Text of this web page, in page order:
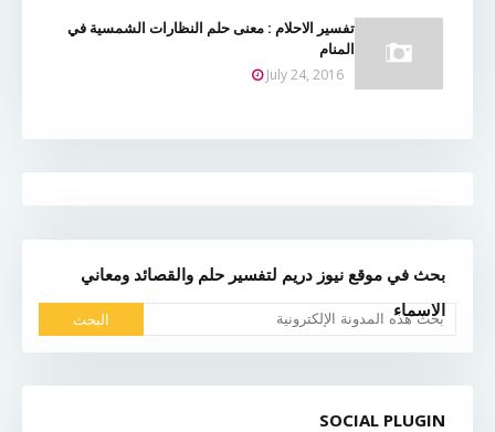
تفسير الاحلام : معنى حلم النظارات الشمسية في
المنام
July 24, 2016
بحث في موقع نيوز دريم لتفسير حلم والقصائد ومعاني
الاسماء
SOCIAL PLUGIN